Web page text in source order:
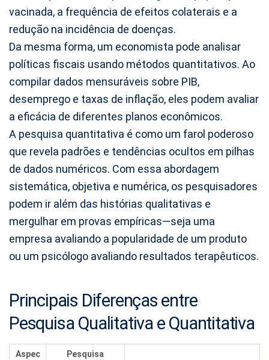
vacinada, a frequência de efeitos colaterais e a
redução na incidência de doenças.
Da mesma forma, um economista pode analisar
políticas fiscais usando métodos quantitativos. Ao
compilar dados mensuráveis sobre PIB,
desemprego e taxas de inflação, eles podem avaliar
a eficácia de diferentes planos econômicos.
A pesquisa quantitativa é como um farol poderoso
que revela padrões e tendências ocultos em pilhas
de dados numéricos. Com essa abordagem
sistemática, objetiva e numérica, os pesquisadores
podem ir além das histórias qualitativas e
mergulhar em provas empíricas—seja uma
empresa avaliando a popularidade de um produto
ou um psicólogo avaliando resultados terapêuticos.
Principais Diferenças entre
Pesquisa Qualitativa e Quantitativa
Aspec
Pesquisa